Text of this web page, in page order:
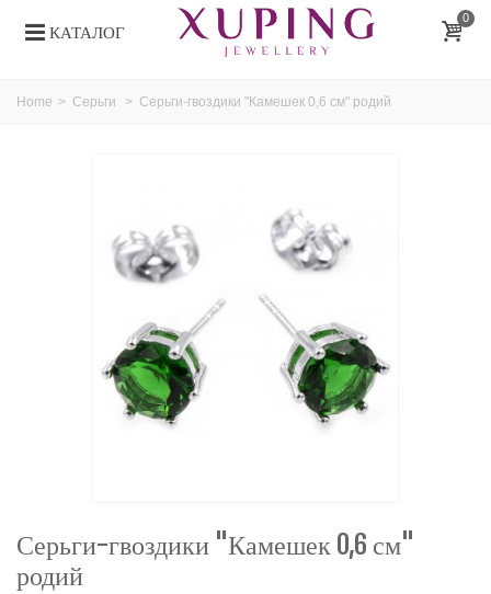
КАТАЛОГ
0
Home > Серьги > Серьги-гвоздики "Камешек 0,6 см" родий
Серьги-гвоздики "Камешек 0,6 см"
родий